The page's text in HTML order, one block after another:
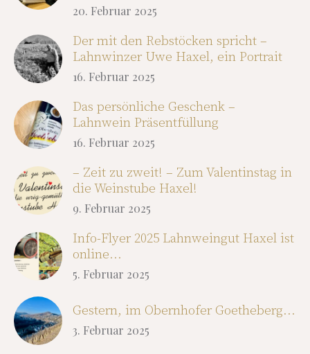
20. Februar 2025
Der mit den Rebstöcken spricht –
Lahnwinzer Uwe Haxel, ein Portrait
16. Februar 2025
Das persönliche Geschenk –
Lahnwein Präsentfüllung
16. Februar 2025
– Zeit zu zweit! – Zum Valentinstag in
die Weinstube Haxel!
9. Februar 2025
Info-Flyer 2025 Lahnweingut Haxel ist
online…
5. Februar 2025
Gestern, im Obernhofer Goetheberg…
3. Februar 2025